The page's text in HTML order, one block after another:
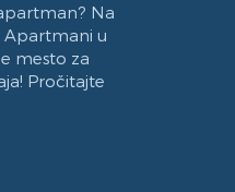
Na
Apartmani u
mesto za
Pročitajte